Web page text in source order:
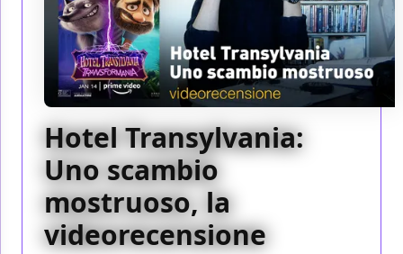
Hotel Transylvania:
Uno scambio
mostruoso, la
videorecensione